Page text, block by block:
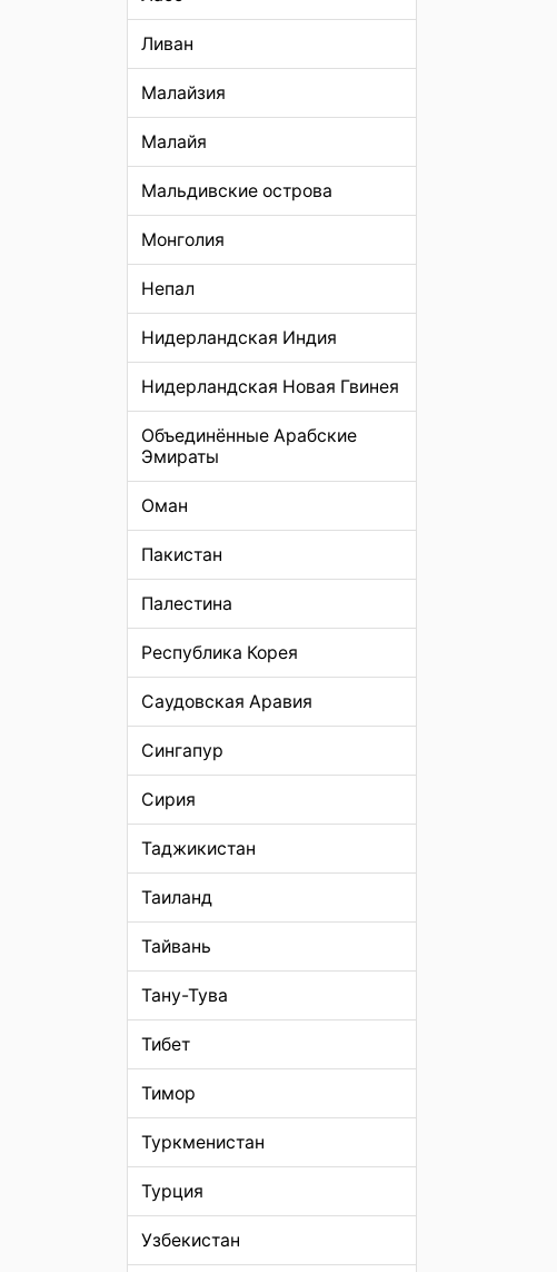
Ливан
Малайзия
Малайя
Мальдивские острова
Монголия
Непал
Нидерландская Индия
Нидерландская Новая Гвинея
Объединённые Арабские
Эмираты
Оман
Пакистан
Палестина
Республика Корея
Саудовская Аравия
Сингапур
Сирия
Таджикистан
Таиланд
Тайвань
Тану-Тува
Тибет
Тимор
Туркменистан
Турция
Узбекистан